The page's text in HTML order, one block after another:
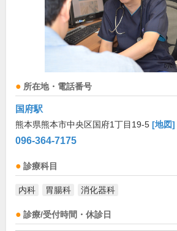
所在地・電話番号
国府駅
熊本県熊本市中央区国府1丁目19-5 [地図]
096-364-7175
診療科目
内科 胃腸科 消化器科
診療/受付時間・休診日